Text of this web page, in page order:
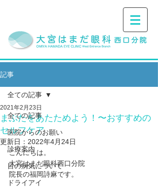
記事
全ての記事
医院からのお願い
診療案内
目の病気について
ドライアイ
全ての記事
まぶたをあたためよう！〜おすすめの
セルフケア
2021年2月23日
更新日： 2022年4月24日
こんにちは。﻿
大宮はまだ眼科西口分院﻿
院長の福岡詩麻です。﻿